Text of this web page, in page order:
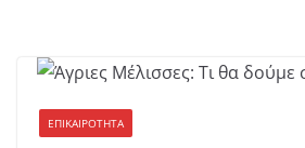
ΕΠΙΚΑΙΡΟΤΗΤΑ